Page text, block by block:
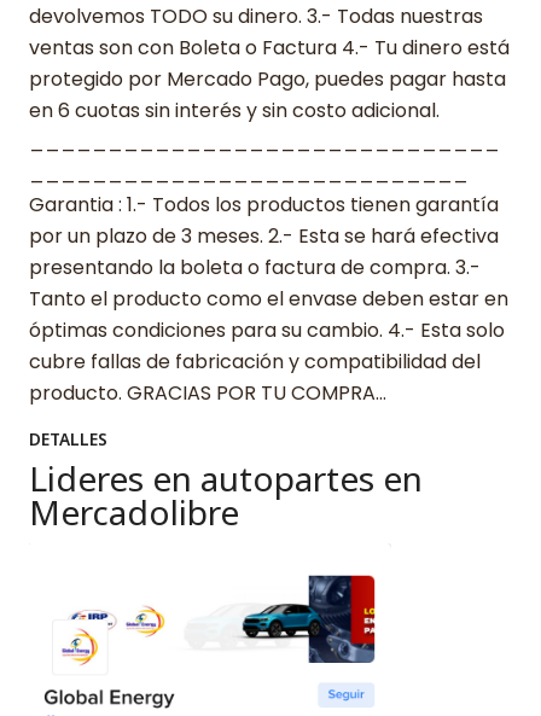
devolvemos TODO su dinero. 3.- Todas nuestras
ventas son con Boleta o Factura 4.- Tu dinero está
protegido por Mercado Pago, puedes pagar hasta
en 6 cuotas sin interés y sin costo adicional.
Garantia : 1.- Todos los productos tienen garantía
por un plazo de 3 meses. 2.- Esta se hará efectiva
presentando la boleta o factura de compra. 3.-
Tanto el producto como el envase deben estar en
óptimas condiciones para su cambio. 4.- Esta solo
cubre fallas de fabricación y compatibilidad del
producto. GRACIAS POR TU COMPRA…
DETALLES
Lideres en autopartes en
Mercadolibre